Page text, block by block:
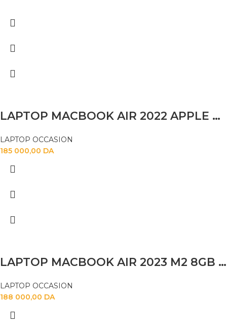
LAPTOP MACBOOK AIR 2022 APPLE M2 16GB 256SSD 13.6″
LAPTOP OCCASION
185 000,00 DA
LAPTOP MACBOOK AIR 2023 M2 8GB 256SSD 15″
LAPTOP OCCASION
188 000,00 DA